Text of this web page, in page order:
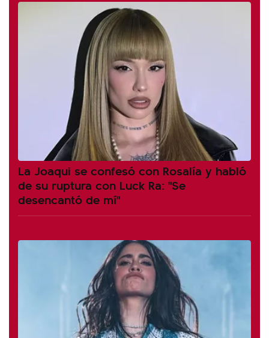
La Joaqui se confesó con Rosalía y habló
de su ruptura con Luck Ra: "Se
desencantó de mí"